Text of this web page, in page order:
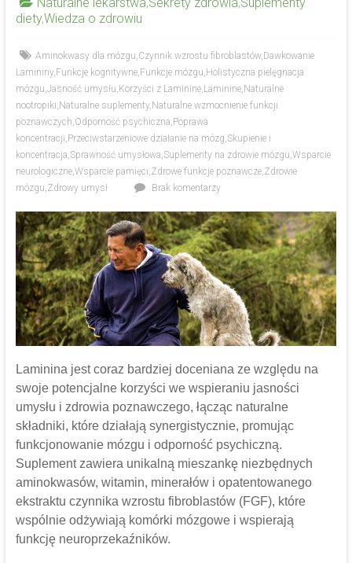
Naturalne lekarstwa,Sekrety zdrowia,Suplementy
diety,Wiedza o zdrowiu
Aminokwasy dla mózgu,Czynnik wzrostu fibroblastów, Dawkowanie
Lamininy, Funkcje kognitywne, Funkcje mózgu, Holistyczna pielęgnacja
mózgu,Jasność umysłu, Korzyści z Laminine, Laminine, Naturalne
nootropiki, Naturalne suplementy, Naturalne wzmocnienie funkcji
poznawczych,Odporność psychiczna, Poprawa
koncentracji, Przeciwstarzeniowe działanie na mózg,Skupienie i
koncentracja,Sprawność umysłowa,Suplementy na zdrowie mózgu,Wsparcie
neurologiczne,Wsparcie pamięci,Zdrowe funkcje poznawcze,Zdrowie
mózgu,Zdrowy umysł Brak komentarzy
Laminina jest coraz bardziej doceniana ze względu na
swoje potencjalne korzyści we wspieraniu jasności
umysłu i zdrowia poznawczego, łącząc naturalne
składniki, które działają synergistycznie, promując
funkcjonowanie mózgu i odporność psychiczną.
Suplement zawiera unikalną mieszankę niezbędnych
aminokwasów, witamin, minerałów i opatentowanego
ekstraktu czynnika wzrostu fibroblastów (FGF), które
wspólnie odżywiają komórki mózgowe i wspierają
funkcję neuroprzekaźników.